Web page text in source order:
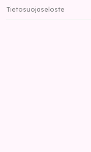
Tietosuojaseloste